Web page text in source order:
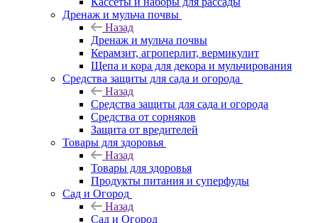
Дренаж и мульча почвы
Назад
Дренаж и мульча почвы
Керамзит, агроперлит, вермикулит
Щепа и кора для декора и мульчирования
Средства защиты для сада и огорода
Назад
Средства защиты для сада и огорода
Средства от сорняков
Защита от вредителей
Товары для здоровья
Назад
Товары для здоровья
Продукты питания и суперфуды
Сад и Огород
Назад
Сад и Огород